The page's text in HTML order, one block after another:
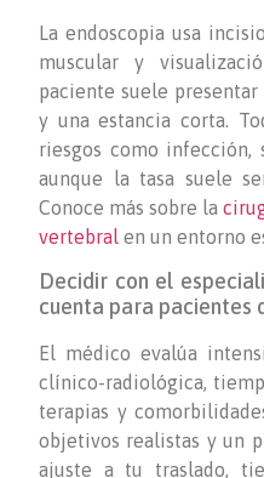
La endoscopia usa
muscular y
paciente suele
y una estancia corta.
riesgos como infección,
aunque la tasa suele
Conoce más sobre la
vertebral en un entorno
Decidir con el
cuenta para pacientes
El médico evalúa
clínico-radiológica,
terapias y
objetivos realistas y un
ajuste a tu traslado,